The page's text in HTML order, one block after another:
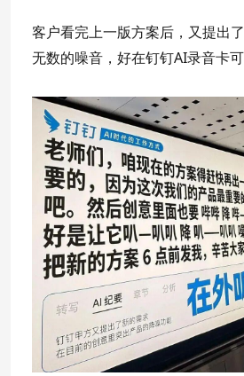
客户看完上一版方案后，又提出
无数的噪音，好在钉钉AI录音卡可